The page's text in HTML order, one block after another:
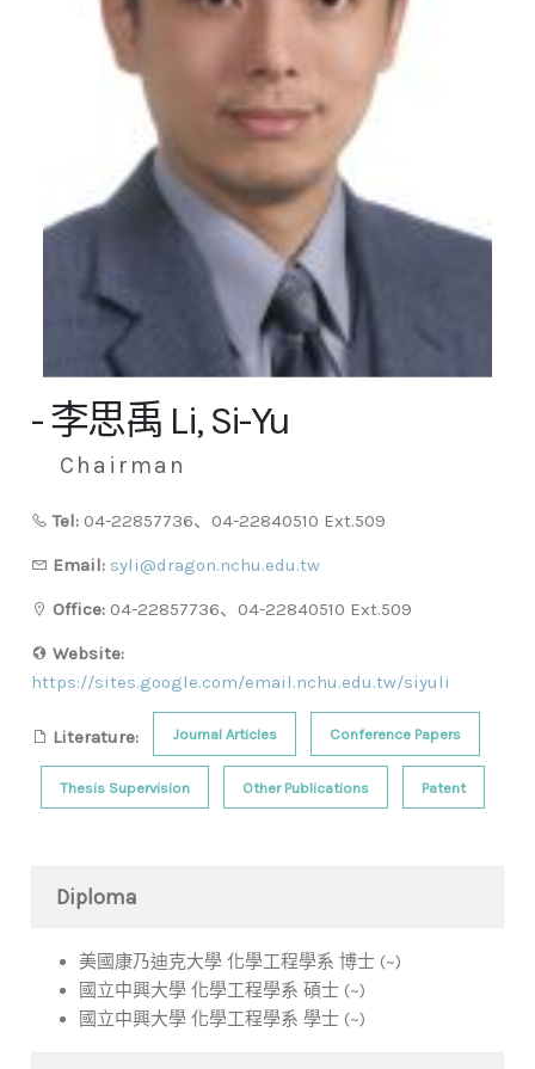
- 李思禹 Li, Si-Yu
Chairman
Tel: 04-22857736、04-22840510 Ext.509
Email: syli@dragon.nchu.edu.tw
Office: 04-22857736、04-22840510 Ext.509
Website:
https://sites.google.com/email.nchu.edu.tw/siyuli
Literature: Journal Articles Conference Papers
Thesis Supervision Other Publications Patent
Diploma
美國康乃迪克大學 化學工程學系 博士 (~)
國立中興大學 化學工程學系 碩士 (~)
國立中興大學 化學工程學系 學士 (~)